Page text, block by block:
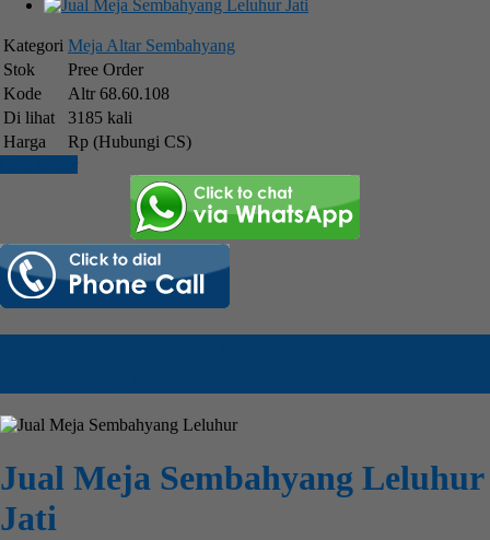
Kategori Meja Altar Sembahyang
Stok
Pree Order
Kode
Altr 68.60.108
Di lihat
3185 kali
Harga
Rp (Hubungi CS)
Jual Meja Sembahyang Leluhur
Jati